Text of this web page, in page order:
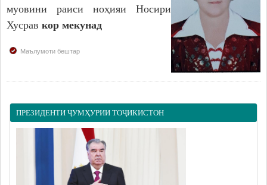
Маҷлиси вакилони халқ
Қарорҳои раиси ноҳия
Қонунҳо
муовини раиси ноҳияи Носири
Хусрав кор мекунад
Маълумоти бештар
ПРЕЗИДЕНТИ ҶУМҲУРИИ ТОҶИКИСТОН